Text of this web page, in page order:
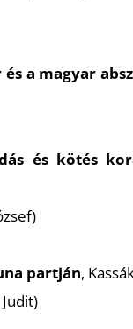
a magyar
és kötés
partján,
Csatlós